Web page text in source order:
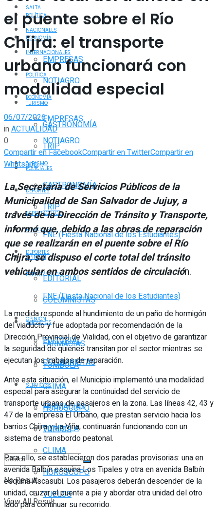
POLÍTICA
ECONOMÍA
EMPRESAS
NOTIAGRO
TURISMO
GASTRONOMÍA
TRIP
POLICIALES
DEPORTES
ESPECTÁCULOS
FNE (Fiesta Nacional de los Estudiantes)
OPINIÓN
EDITORIAL
COLUMNISTAS
SERVICIOS
FARMACIAS
TOMBOLA
CLIMA
HORÓSCOPO
VUELOS
No Result
View All Result
SALTA
NACIONALES
INTERNACIONALES
POLÍTICA
ECONOMÍA
EMPRESAS
NOTIAGRO
TURISMO
GASTRONOMÍA
TRIP
POLICIALES
DEPORTES
ESPECTÁCULOS
FNE (Fiesta Nacional de los Estudiantes)
OPINIÓN
EDITORIAL
COLUMNISTAS
SERVICIOS
FARMACIAS
TOMBOLA
CLIMA
HORÓSCOPO
VUELOS
el puente sobre el Río
Chijra: el transporte
urbano funcionará con
modalidad especial
06/07/2026
inACTUALIDAD
0
Compartir en FacebookCompartir en TwitterCompartir en
Whatsapp
La Secretaría de Servicios Públicos de la
Municipalidad de San Salvador de Jujuy, a
través de la Dirección de Tránsito y Transporte,
informó que, debido a las obras de reparación
que se realizarán en el puente sobre el Río
Chijra, se dispuso el corte total del tránsito
vehicular en ambos sentidos de circulación.
La medida responde al hundimiento de un paño de hormigón
del viaducto y fue adoptada por recomendación de la
Dirección Provincial de Vialidad, con el objetivo de garantizar
la seguridad de quienes transitan por el sector mientras se
ejecutan los trabajos de reparación.
Ante esta situación, el Municipio implementó una modalidad
especial para asegurar la continuidad del servicio de
transporte urbano de pasajeros en la zona. Las líneas 42, 43 y
47 de la empresa El Urbano, que prestan servicio hacia los
barrios Chijra y La Viña, continuarán funcionando con un
sistema de transbordo peatonal.
Para ello, se establecieron dos paradas provisorias: una en
avenida Balbín esquina Los Tipales y otra en avenida Balbín
esquina Ascasubi. Los pasajeros deberán descender de la
unidad, cruzar el puente a pie y abordar otra unidad del otro
lado para continuar su recorrido.